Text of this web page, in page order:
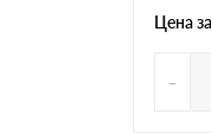
Цена за
-